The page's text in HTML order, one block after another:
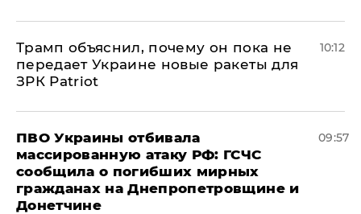
Трамп объяснил, почему он пока не
передает Украине новые ракеты для
ЗРК Patriot
10:12
ПВО Украины отбивала
массированную атаку РФ: ГСЧС
сообщила о погибших мирных
гражданах на Днепропетровщине и
Донетчине
09:57